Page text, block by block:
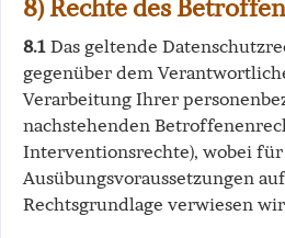
8) Rechte des
8.1Das geltende
gegenüber dem
Verarbeitung Ihrer
nachstehenden
Interventionsrechte), wobei
Ausübungsvoraussetzungen
Rechtsgrundlage verwiesen